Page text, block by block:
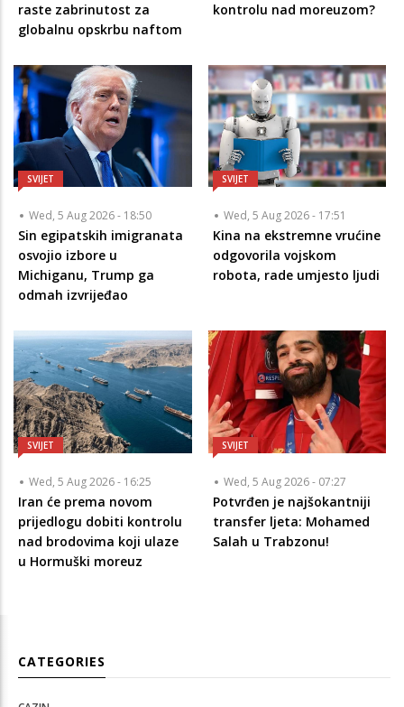
raste zabrinutost za
globalnu opskrbu naftom
kontrolu nad moreuzom?
SVIJET
Wed, 5 Aug 2026 - 18:50
Sin egipatskih imigranata
osvojio izbore u
Michiganu, Trump ga
odmah izvrijeđao
SVIJET
Wed, 5 Aug 2026 - 17:51
Kina na ekstremne vrućine
odgovorila vojskom
robota, rade umjesto ljudi
SVIJET
Wed, 5 Aug 2026 - 16:25
Iran će prema novom
prijedlogu dobiti kontrolu
nad brodovima koji ulaze
u Hormuški moreuz
SVIJET
Wed, 5 Aug 2026 - 07:27
Potvrđen je najšokantniji
transfer ljeta: Mohamed
Salah u Trabzonu!
CATEGORIES